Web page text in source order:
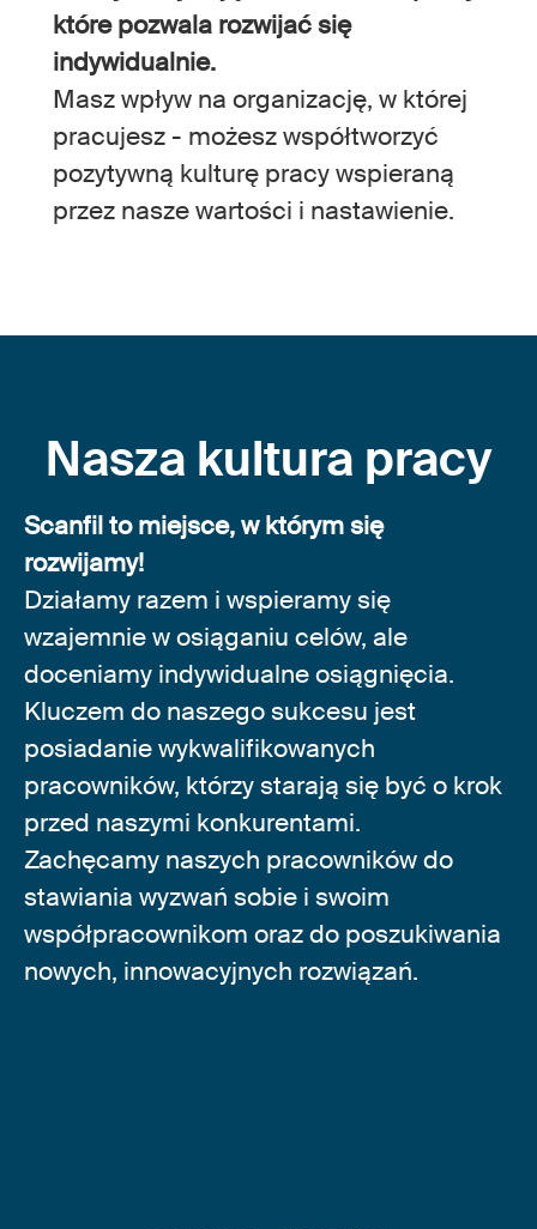
które pozwala rozwijać się
indywidualnie.
Masz wpływ na organizację, w której
pracujesz - możesz współtworzyć
pozytywną kulturę pracy wspieraną
przez nasze wartości i nastawienie.
Nasza kultura pracy
Scanfil to miejsce, w którym się
rozwijamy!
Działamy razem i wspieramy się
wzajemnie w osiąganiu celów, ale
doceniamy indywidualne osiągnięcia.
Kluczem do naszego sukcesu jest
posiadanie wykwalifikowanych
pracowników, którzy starają się być o krok
przed naszymi konkurentami.
Zachęcamy naszych pracowników do
stawiania wyzwań sobie i swoim
współpracownikom oraz do poszukiwania
nowych, innowacyjnych rozwiązań.